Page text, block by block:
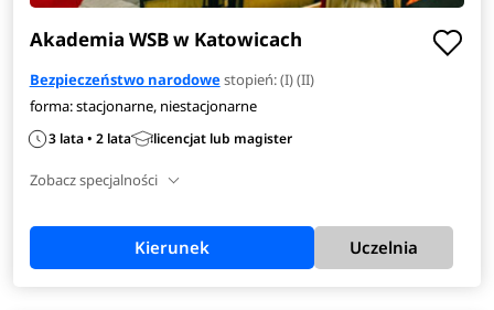
Akademia WSB w Katowicach
Bezpieczeństwo narodowestopień: (I) (II)
forma: stacjonarne, niestacjonarne
3 lata • 2 lata licencjat lub magister
Zobacz specjalności
Kierunek Uczelnia